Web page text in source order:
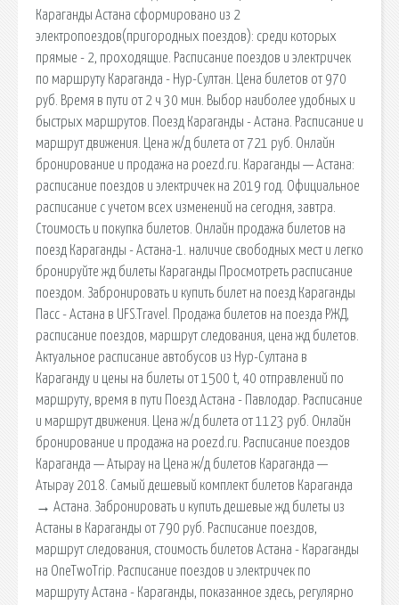
Караганды Астана сформировано из 2
электропоездов(пригородных поездов): среди которых
прямые - 2, проходящие. Расписание поездов и электричек
по маршруту Караганда - Нур-Султан. Цена билетов от 970
руб. Время в пути от 2 ч 30 мин. Выбор наиболее удобных и
быстрых маршрутов. Поезд Караганды - Астана. Расписание и
маршрут движения. Цена ж/д билета от 721 руб. Онлайн
бронирование и продажа на poezd.ru. Караганды — Астана:
расписание поездов и электричек на 2019 год. Официальное
расписание с учетом всех изменений на сегодня, завтра.
Стоимость и покупка билетов. Онлайн продажа билетов на
поезд Караганды - Астана-1. наличие свободных мест и легко
бронируйте жд билеты Караганды Просмотреть расписание
поездом. Забронировать и купить билет на поезд Караганды
Пасс - Астана в UFS.Travel. Продажа билетов на поезда РЖД,
расписание поездов, маршрут следования, цена жд билетов.
Актуальное расписание автобусов из Нур-Султана в
Караганду и цены на билеты от 1500 t, 40 отправлений по
маршруту, время в пути Поезд Астана - Павлодар. Расписание
и маршрут движения. Цена ж/д билета от 1123 руб. Онлайн
бронирование и продажа на poezd.ru. Расписание поездов
Караганда — Атырау на Цена ж/д билетов Караганда —
Атырау 2018. Самый дешевый комплект билетов Караганда
→ Астана. Забронировать и купить дешевые жд билеты из
Астаны в Караганды от 790 руб. Расписание поездов,
маршрут следования, стоимость билетов Астана - Караганды
на OneTwoTrip. Расписание поездов и электричек по
маршруту Астана - Караганды, показанное здесь, регулярно